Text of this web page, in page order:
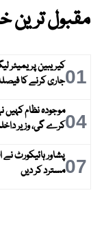
مقبول ترین
01جاری کرنے کا
04موجودہ نظام
کرے گی، وزیر
07پشاور ہائیکورٹ
مسترد کر دیں